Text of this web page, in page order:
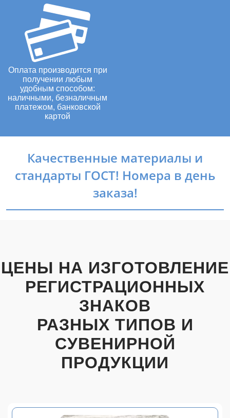
Оплата производится при
получении любым
удобным способом:
наличными, безналичным
платежом, банковской
картой
Качественные материалы и
стандарты ГОСТ! Номера в день
заказа!
ЦЕНЫ НА ИЗГОТОВЛЕНИЕ
РЕГИСТРАЦИОННЫХ
ЗНАКОВ
РАЗНЫХ ТИПОВ И
СУВЕНИРНОЙ
ПРОДУКЦИИ